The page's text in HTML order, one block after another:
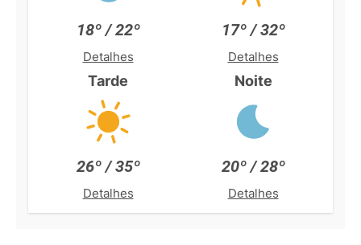
18º / 22º
Detalhes
17º / 32º
Detalhes
Tarde
26º / 35º
Detalhes
Noite
20º / 28º
Detalhes